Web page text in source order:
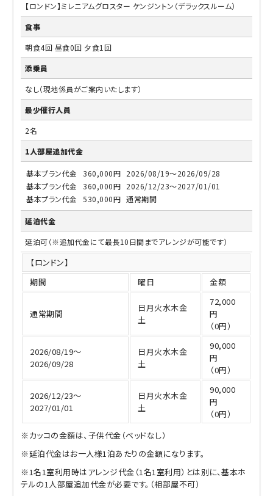
【ロンドン】ミレニアムグロスター ケンジントン（デラックスルーム）
食事
朝食4回 昼食0回 夕食1回
添乗員
なし（現地係員がご案内いたします）
最少催行人員
2名
1人部屋追加代金
基本プラン代金 360,000円 2026/08/19～2026/09/28
基本プラン代金
360,000円 2026/12/23～2027/01/01
基本プラン代金
530,000円 通常期間
延泊代金
延泊可（※追加代金にて最長10日間までアレンジが可能です）
【ロンドン】
期間
曜日 金額
通常期間
日月火水木金
土
72,000
円
（0円）
2026/08/19～
2026/09/28
日月火水木金
土
90,000
円
（0円）
2026/12/23～
2027/01/01
日月火水木金
土
90,000
円
（0円）
※カッコの金額は、子供代金（ベッドなし）
※延泊代金はお一人様1泊あたりの金額になります。
※1名1室利用時はアレンジ代金（1名1室利用）とは別に、基本ホ
テルの1人部屋追加代金が必要です。（相部屋不可）